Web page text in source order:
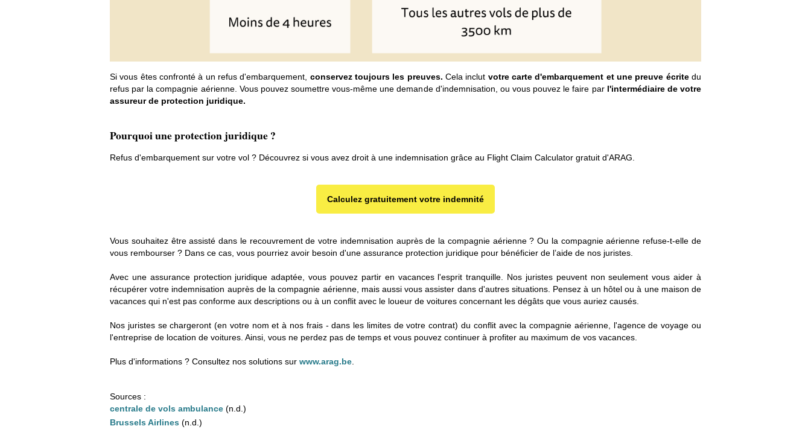
Si vous êtes confronté à un refus d'embarquement, conservez toujours les preuves. Cela inclut votre carte d'embarquement et une preuve écritedu
refus par la compagnie aérienne. Vous pouvez soumettre vous-même une demande d'indemnisation, ou vous pouvez le faire par l'intermédiaire de votre
assureur de protection juridique.
Pourquoi une protection juridique ?
Refus d'embarquement sur votre vol ? Découvrez si vous avez droit à une indemnisation grâce au Flight Claim Calculator gratuit d'ARAG.
Calculez gratuitement votre indemnité
Vous souhaitez être assisté dans le recouvrement de votre indemnisation auprès de la compagnie aérienne ? Ou la compagnie aérienne refuse-t-elle de
vous rembourser ? Dans ce cas, vous pourriez avoir besoin d'une assurance protection juridique pour bénéficier de l’aide de nos juristes.
Avec une assurance protection juridique adaptée, vous pouvez partir en vacances l'esprit tranquille. Nos juristes peuvent non seulement vous aider à
récupérer votre indemnisation auprès de la compagnie aérienne, mais aussi vous assister dans d'autres situations. Pensez à un hôtel ou à une maison de
vacances qui n'est pas conforme aux descriptions ou à un conflit avec le loueur de voitures concernant les dégâts que vous auriez causés.
Nos juristes se chargeront (en votre nom et à nos frais - dans les limites de votre contrat) du conflit avec la compagnie aérienne, l'agence de voyage ou
l'entreprise de location de voitures. Ainsi, vous ne perdez pas de temps et vous pouvez continuer à profiter au maximum de vos vacances.
Plus d'informations ? Consultez nos solutions sur www.arag.be
Sources :
centrale de vols ambulance (n.d.)
Brussels Airlines (n.d.)